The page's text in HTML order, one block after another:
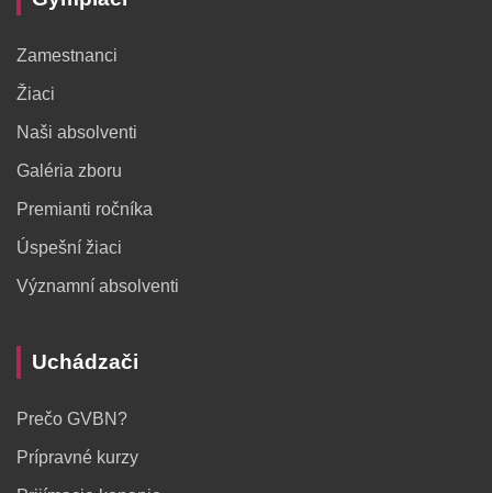
Zamestnanci
Žiaci
Naši absolventi
Galéria zboru
Premianti ročníka
Úspešní žiaci
Významní absolventi
Uchádzači
Prečo GVBN?
Prípravné kurzy